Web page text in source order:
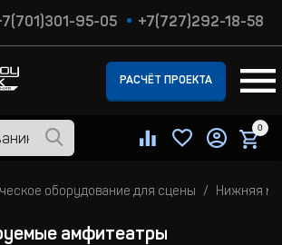
95-05 +7(727)292-18-58
РАСЧЁТ ПРОЕКТА
0
оборудование для сцены Нижняя
амфитеатры